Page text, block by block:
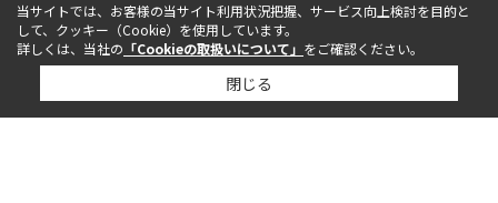
当サイトでは、お客様の当サイト利用状況把握、サービス向上検討を目的と
して、クッキー（Cookie）を使用しています。
詳しくは、当社の 「Cookieの取扱いについて」 をご確認ください。
閉じる